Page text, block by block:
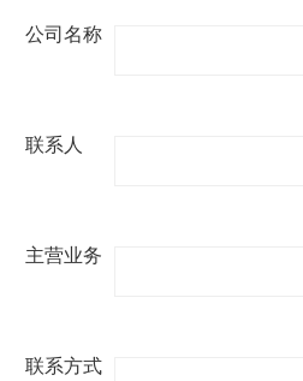
公司名称
联系人
主营业务
联系方式